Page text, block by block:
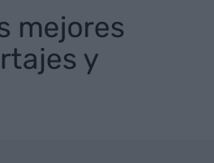
mejores
y